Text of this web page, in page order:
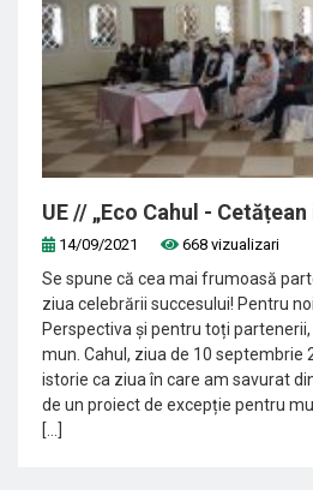
14/09/2021 668 vizualizari
Se spune că cea mai frumoasă
ziua celebrării succesului! Pentru
Perspectiva și pentru toți
mun. Cahul, ziua de 10 septembrie
istorie ca ziua în care am savurat
de un proiect de excepție pentru
[...]